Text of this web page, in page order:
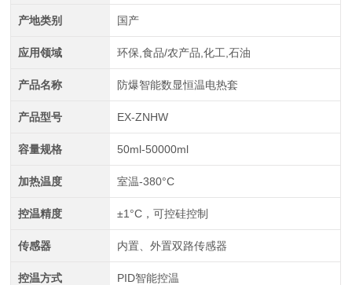
产地类别 国产
应用领域 环保,食品/农产品,化工,石油
产品名称 防爆智能数显恒温电热套
产品型号 EX-ZNHW
容量规格 50ml-50000ml
加热温度 室温-380°C
控温精度 ±1°C，可控硅控制
传感器 内置、外置双路传感器
控温方式 PID智能控温